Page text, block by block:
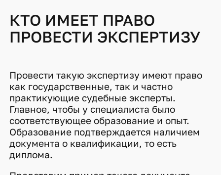
КТО ИМЕЕТ ПРАВО
ПРОВЕСТИ ЭКСПЕРТИЗУ
Провести такую экспертизу имеют право
как государственные, так и частно
практикующие судебные эксперты.
Главное, чтобы у специалиста было
соответствующее образование и опыт.
Образование подтверждается наличием
документа о квалификации, то есть
диплома.